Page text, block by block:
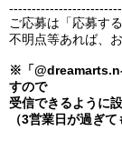
ご応募は「応募す
不明点等あれば、
※「
すので
受信できるように
（3営業日が過ぎ